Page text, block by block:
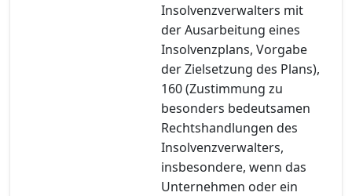
Insolvenzverwalters mit
der Ausarbeitung eines
Insolvenzplans, Vorgabe
der Zielsetzung des Plans),
160 (Zustimmung zu
besonders bedeutsamen
Rechtshandlungen des
Insolvenzverwalters,
insbesondere, wenn das
Unternehmen oder ein